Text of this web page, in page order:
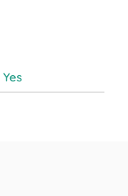
Yes